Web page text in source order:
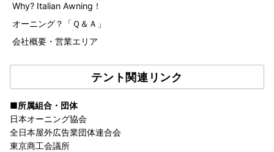
Why? Italian Awning！
オーニング？「Ｑ＆Ａ」
会社概要・営業エリア
テント関連リンク
■所属組合・団体
日本オーニング協会
全日本屋外広告業団体連合会
東京商工会議所